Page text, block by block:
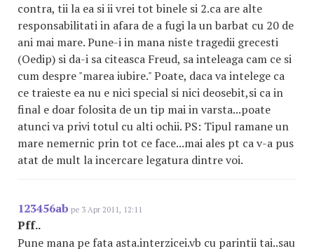
contra, tii la ea si ii vrei tot binele si 2.ca are alte
responsabilitati in afara de a fugi la un barbat cu 20 de
ani mai mare. Pune-i in mana niste tragedii grecesti
(Oedip) si da-i sa citeasca Freud, sa inteleaga cam ce si
cum despre "marea iubire." Poate, daca va intelege ca
ce traieste ea nu e nici special si nici deosebit,si ca in
final e doar folosita de un tip mai in varsta...poate
atunci va privi totul cu alti ochii. PS: Tipul ramane un
mare nemernic prin tot ce face...mai ales pt ca v-a pus
atat de mult la incercare legatura dintre voi.
123456ab pe 3 Apr 2011, 12:11
Pff..
Pune mana pe fata asta.interzicei.vb cu parintii tai..sau